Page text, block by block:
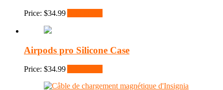
Price: $34.99
Airpods pro Silicone Case
Price: $34.99